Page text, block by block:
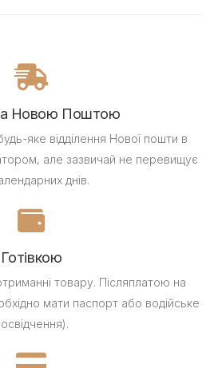
Новою Поштою
яке відділення Нової пошти в
але зазвичай не перевищує
днів.
Готівкою
товару. Післяплатою на
мати паспорт або водійське